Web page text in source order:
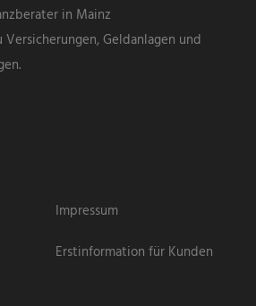
Geldanlagen und
Impressum
Erstinformation für Kunden